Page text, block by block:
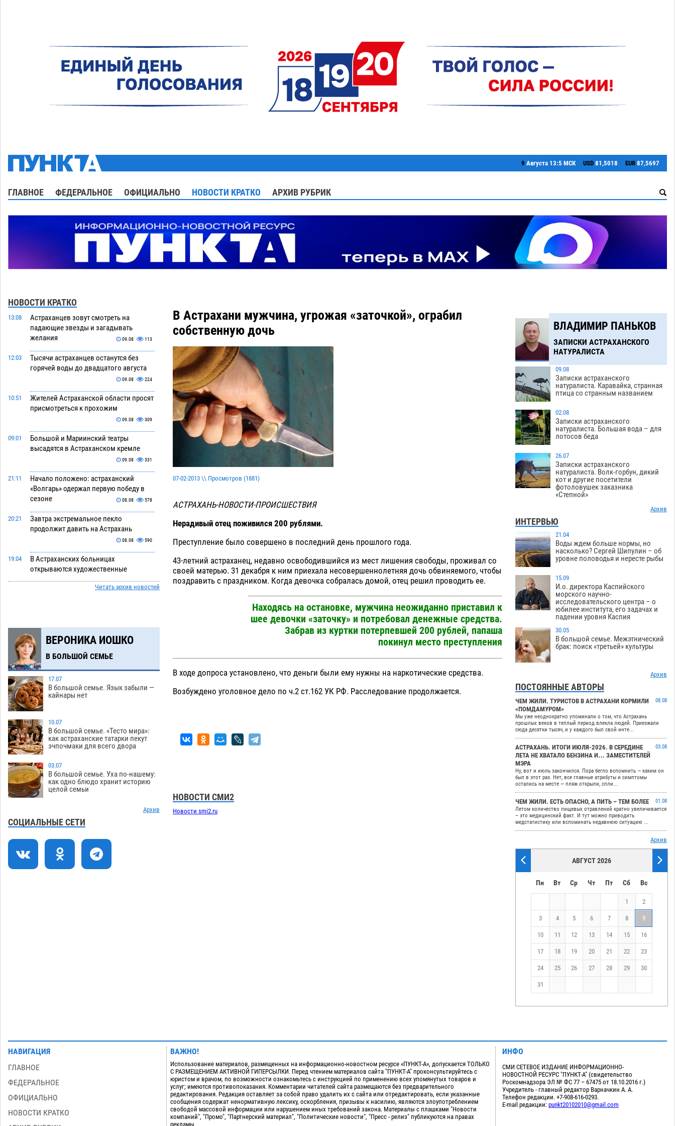
9 Августа 13:5 МСК USD 81,5018 EUR 87,5697
ГЛАВНОЕ ФЕДЕРАЛЬНОЕ ОФИЦИАЛЬНО НОВОСТИ КРАТКО АРХИВ РУБРИК
НОВОСТИ КРАТКО
13:08
Астраханцев зовут смотреть на
падающие звезды и загадывать
желания
09.08 113
12:03
Тысячи астраханцев останутся без
горячей воды до двадцатого августа
09.08 224
10:51
Жителей Астраханской области просят
присмотреться к прохожим
09.08 309
09:01
Большой и Мариинский театры
высадятся в Астраханском кремле
09.08 331
21:11
Начало положено: астраханский
«Волгарь» одержал первую победу в
сезоне
08.08 578
20:21
Завтра экстремальное пекло
продолжит давить на Астрахань
08.08 590
19:04
В Астраханских больницах
открываются художественные
выставки
08.08 458
16:58
Игорь Мартынов вручил награды
тренерам и учителям физкультуры
Камызякского района
15:32
Ветеран из Астрахани отметил
столетний юбилей
08.08 611
14:19
Погибший на Донбассе волонтер из
Астрахани стал героем мурала
08.08 575
13:10
Подросток, перебегавший дорогу вне
Астрахани
08.08 703
12:02
Астраханский следком помог
подростку получить зарплату за
475
гандболисты крупно проиграли
пермякам
09:00
Лидеры чеченской диаспоры в
Читать архив новостей
ВЕРОНИКА ИОШКО
В БОЛЬШОЙ СЕМЬЕ
17.07
В большой семье. Язык забыли —
кайнары нет
10.07
В большой семье. «Тесто мира»:
как астраханские татарки пекут
эчпочмаки для всего двора
03.07
В большой семье. Уха по-нашему:
как одно блюдо хранит историю
целой семьи
Архив
СОЦИАЛЬНЫЕ СЕТИ
В Астрахани мужчина, угрожая «заточкой», ограбил
собственную дочь
07-02-2013 \\ Просмотров (1881)
АСТРАХАНЬ-НОВОСТИ-ПРОИСШЕСТВИЯ
Нерадивый отец поживился 200 рублями.
Преступление было совершено в последний день прошлого года.
43-летний астраханец, недавно освободившийся из мест лишения свободы, проживал со
своей матерью. 31 декабря к ним приехала несовершеннолетняя дочь обвиняемого, чтобы
поздравить с праздником. Когда девочка собралась домой, отец решил проводить ее.
Находясь на остановке, мужчина неожиданно приставил к
шее девочки «заточку» и потребовал денежные средства.
Забрав из куртки потерпевшей 200 рублей, папаша
покинул место преступления
В ходе допроса установлено, что деньги были ему нужны на наркотические средства.
Возбуждено уголовное дело по ч.2 ст.162 УК РФ. Расследование продолжается.
НОВОСТИ СМИ2
Новости smi2.ru
ВЛАДИМИР ПАНЬКОВ
ЗАПИСКИ АСТРАХАНСКОГО
НАТУРАЛИСТА
09.08
Записки астраханского
натуралиста. Каравайка, странная
птица со странным названием
02.08
Записки астраханского
натуралиста. Большая вода – для
лотосов беда
26.07
Записки астраханского
натуралиста. Волк-горбун, дикий
кот и другие посетители
фотоловушек заказника
«Степной»
Архив
ИНТЕРВЬЮ
21.04
Воды ждем больше нормы, но
насколько? Сергей Шипулин – об
уровне половодья и нересте рыбы
15.09
И.о. директора Каспийского
морского научно-
исследовательского центра – о
юбилее института, его задачах и
падении уровня Каспия
30.05
В большой семье. Межэтнический
брак: поиск «третьей» культуры
Архив
ПОСТОЯННЫЕ АВТОРЫ
ЧЕМ ЖИЛИ. ТУРИСТОВ В АСТРАХАНИ КОРМИЛИ
«ПОМДАМУРОМ»
08.08
Мы уже неоднократно упоминали о том, что Астрахань
прошлых веков в теплый период влекла людей. Приезжали
сюда десятки тысяч, и у каждого был свой инте...
АСТРАХАНЬ. ИТОГИ ИЮЛЯ-2026. В СЕРЕДИНЕ
ЛЕТА НЕ ХВАТАЛО БЕНЗИНА И… ЗАМЕСТИТЕЛЕЙ
МЭРА
03.08
Ну, вот и июль закончился. Пора бегло вспомнить — каким он
был в этот раз. Нет, все главные атрибуты и симптомы
остались на месте — пляж открыли, спли...
ЧЕМ ЖИЛИ. ЕСТЬ ОПАСНО, А ПИТЬ – ТЕМ БОЛЕЕ
01.08
Летом количество пищевых отравлений кратно увеличивается
– это медицинский факт. И тут можно приводить
медстатистику или вспоминать недавнюю ситуацию ...
Архив
АВГУСТ 2026
Пн Вт Ср Чт Пт Сб Вс
1 2
3 4 5 6 7 8 9
10 11 12 13 14 15 16
17 18 19 20 21 22 23
24 25 26 27 28 29 30
31
НАВИГАЦИЯ
ГЛАВНОЕ
ФЕДЕРАЛЬНОЕ
ОФИЦИАЛЬНО
НОВОСТИ КРАТКО
ВАЖНО!
Использование материалов, размещенных на информационно-новостном ресурсе «ПУНКТ-А», допускается ТОЛЬКО
С РАЗМЕЩЕНИЕМ АКТИВНОЙ ГИПЕРСЫЛКИ. Перед чтением материалов сайта "ПУНКТ-А" проконсультируйтесь с
юристом и врачом, по возможности ознакомьтесь с инструкцией по применению всех упомянутых товаров и
услуг; имеются противопоказания. Комментарии читателей сайта размещаются без предварительного
редактирования. Редакция оставляет за собой право удалить их с сайта или отредактировать, если указанные
сообщения содержат ненормативную лексику, оскорбления, призывы к насилию, являются злоупотреблением
свободой массовой информации или нарушением иных требований закона. Материалы с плашками "Новости
компаний", "Промо", "Партнерский материал", "Политические новости", "Пресс - релиз" публикуются на правах
рекламы.
ИНФО
СМИ СЕТЕВОЕ ИЗДАНИЕ ИНФОРМАЦИОННО-
НОВОСТНОЙ РЕСУРС "ПУНКТ-А" (свидетельство
Роскомнадзора ЭЛ № ФС 77 – 67475 от 18.10.2016 г.)
Учредитель - главный редактор Варначкин А. А.
Телефон редакции. +7-908-616-0293.
E-mail редакции: punkt20102010@gmail.com